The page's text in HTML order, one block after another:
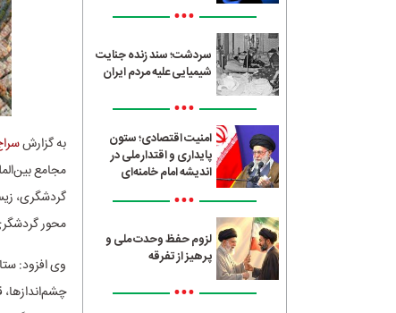
•••
سردشت؛ سند زنده جنایت
شیمیایی علیه مردم ایران
•••
امنیت اقتصادی؛ ستون
پایداری و اقتدار ملی در
اندیشه امام خامنه‌ای
•••
لزوم حفظ وحدت ملی و
پرهیز از تفرقه
•••
به گزارش
مجامع
گردشگری،
محور
وی افزود: